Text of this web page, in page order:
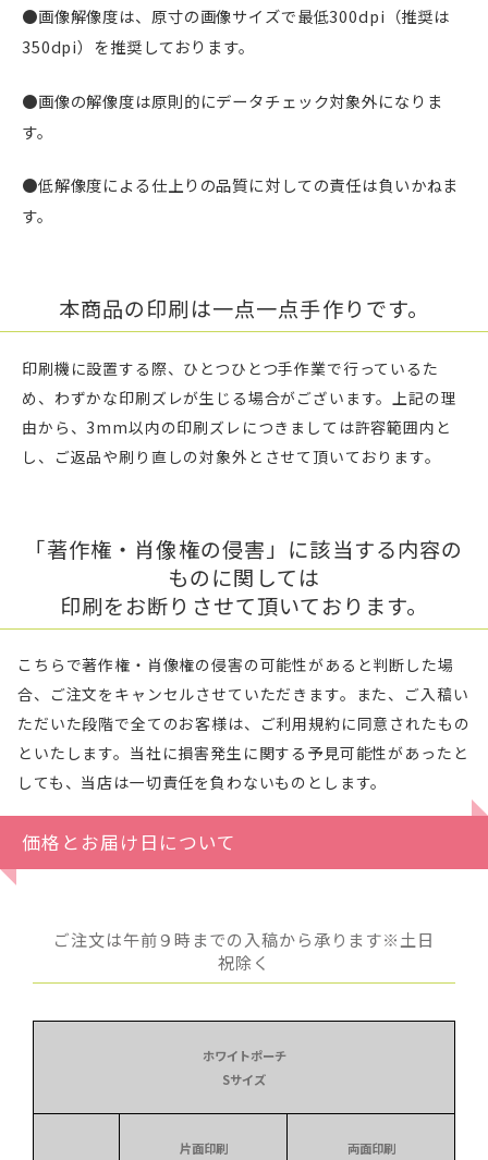
●画像解像度は、原寸の画像サイズで最低300dpi（推奨は
350dpi）を推奨しております。
●画像の解像度は原則的にデータチェック対象外になりま
す。
●低解像度による仕上りの品質に対しての責任は負いかねま
す。
本商品の印刷は一点一点手作りです。
印刷機に設置する際、ひとつひとつ手作業で行っているた
め、わずかな印刷ズレが生じる場合がございます。上記の理
由から、3mm以内の印刷ズレにつきましては許容範囲内と
し、ご返品や刷り直しの対象外とさせて頂いております。
「著作権・肖像権の侵害」に該当する内容の
ものに関しては
印刷をお断りさせて頂いております。
こちらで著作権・肖像権の侵害の可能性があると判断した場
合、ご注文をキャンセルさせていただきます。また、ご入稿い
ただいた段階で全てのお客様は、ご利用規約に同意されたもの
といたします。当社に損害発生に関する予見可能性があったと
しても、当店は一切責任を負わないものとします。
価格とお届け日について
ご注文は午前９時までの入稿から承ります※土日
祝除く
ホワイトポーチ
Sサイズ
片面印刷 両面印刷